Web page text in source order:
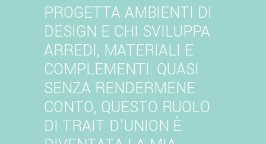
PROGETTA AMBIENTI DI
DESIGN E CHI SVILUPPA
ARREDI, MATERIALI E
COMPLEMENTI. QUASI
SENZA RENDERMENE
CONTO, QUESTO RUOLO
DI TRAIT D’UNION È